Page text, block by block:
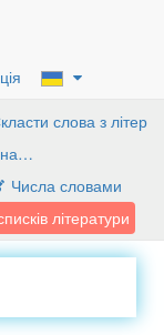
слова з літер
на…
Числа словами
літератури